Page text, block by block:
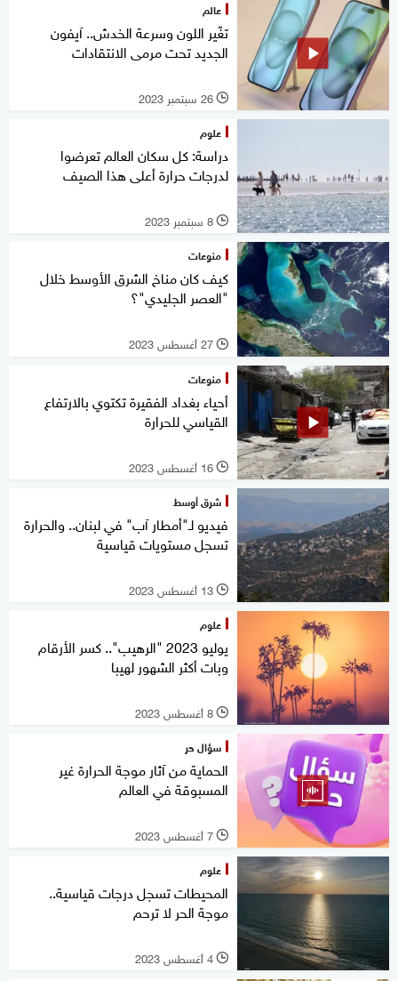
عالم
تغّير اللون وسرعة الخدش.. آيفون
الجديد تحت مرمى الانتقادات
l 26 سبتمبر 2023
علوم
دراسة: كل سكان العالم تعرضوا
لدرجات حرارة أعلى هذا الصيف
l 8 سبتمبر 2023
منوعات
كيف كان مناخ الشرق الأوسط خلال
"العصر الجليدي"؟
l 27 أغسطس 2023
منوعات
أحياء بغداد الفقيرة تكتوي بالارتفاع
القياسي للحرارة
l 16 أغسطس 2023
شرق أوسط
فيديو لـ"أمطار آب" في لبنان.. والحرارة
تسجل مستويات قياسية
l 13 أغسطس 2023
علوم
يوليو 2023 "الرهيب".. كسر الأرقام
وبات أكثر الشهور لهيبا
l 8 أغسطس 2023
سؤال حر
الحماية من آثار موجة الحرارة غير
المسبوقة في العالم
l 7 أغسطس 2023
علوم
المحيطات تسجل درجات قياسية..
موجة الحر لا ترحم
l 4 أغسطس 2023